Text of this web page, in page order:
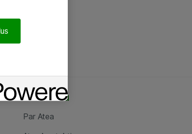
Par Atea
Par Atea